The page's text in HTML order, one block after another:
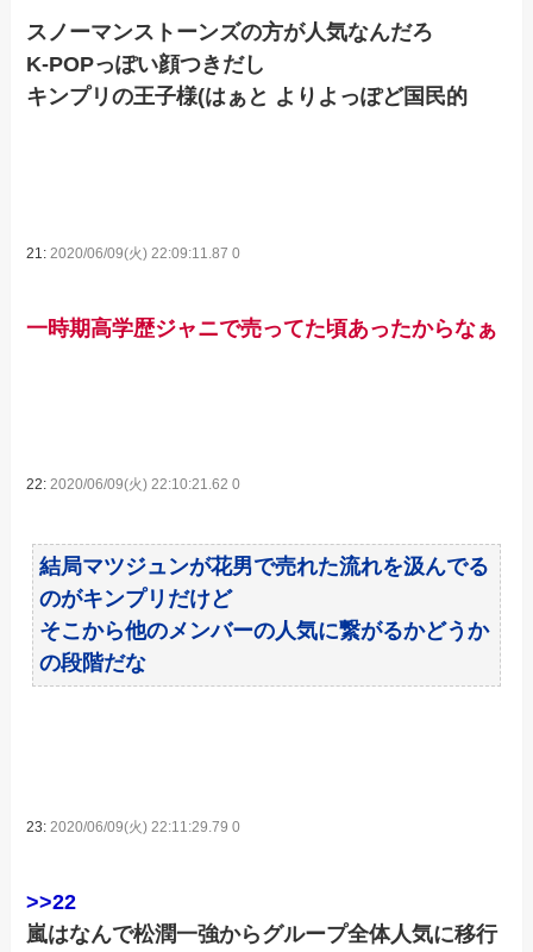
スノーマンストーンズの方が人気なんだろ
K-POPっぽい顔つきだし
キンプリの王子様(はぁと よりよっぽど国民的
21: 2020/06/09(火) 22:09:11.87 0
一時期高学歴ジャニで売ってた頃あったからなぁ
22:2020/06/09(火) 22:10:21.62 0
結局マツジュンが花男で売れた流れを汲んでる
のがキンプリだけど
そこから他のメンバーの人気に繋がるかどうか
の段階だな
23:2020/06/09(火) 22:11:29.79 0
>>22
嵐はなんで松潤一強からグループ全体人気に移行